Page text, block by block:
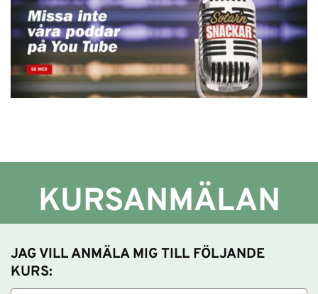
KURSANMÄLAN
JAG VILL ANMÄLA MIG TILL FÖLJANDE
KURS: